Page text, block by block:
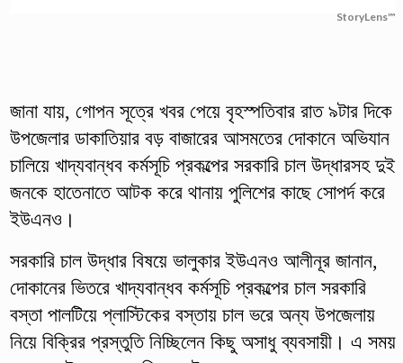
StoryLens™
জানা যায়, গোপন সূত্রে খবর পেয়ে বৃহস্পতিবার রাত ৯টার দিকে
উপজেলার ডাকাতিয়ার বড় বাজারের আসমতের দোকানে অভিযান
চালিয়ে খাদ্যবান্ধব কর্মসূচি প্রকল্পের সরকারি চাল উদ্ধারসহ দুই
জনকে হাতেনাতে আটক করে থানায় পুলিশের কাছে সোপর্দ করে
ইউএনও।
সরকারি চাল উদ্ধার বিষয়ে ভালুকার ইউএনও আলীনূর জানান,
দোকানের ভিতরে খাদ্যবান্ধব কর্মসূচি প্রকল্পের চাল সরকারি
বস্তা পালটিয়ে প্লাস্টিকের বস্তায় চাল ভরে অন্য উপজেলায়
নিয়ে বিক্রির প্রস্তুতি নিচ্ছিলেন কিছু অসাধু ব্যবসায়ী। এ সময়